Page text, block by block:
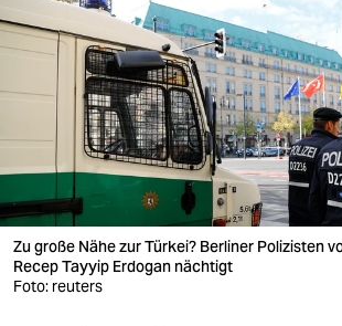
berlin
nord
wahrheit
verlag
verlag
veranstaltungen
Zu große Nähe zur Türkei? Berliner Polizisten
Recep Tayyip Erdogan nächtigt
Foto: reuters